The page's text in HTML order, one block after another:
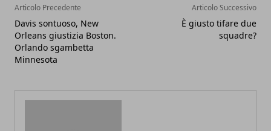
Articolo Precedente
Davis sontuoso, New
Orleans giustizia Boston.
Orlando sgambetta
Minnesota
Articolo Successivo
È giusto tifare due
squadre?